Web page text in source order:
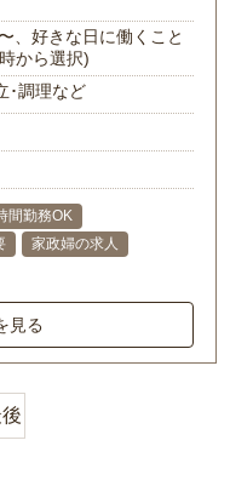
、好きな日に働くこと
から選択)
･調理など
間勤務OK
家政婦の求人
見る